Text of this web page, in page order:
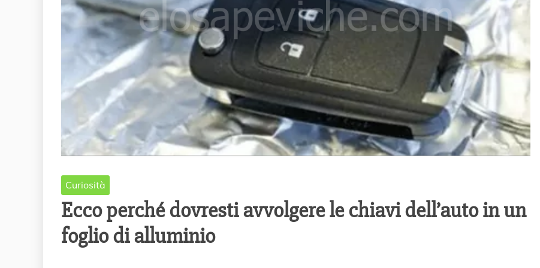
Curiosità
Ecco perché dovresti avvolgere le chiavi dell’auto in un
foglio di alluminio